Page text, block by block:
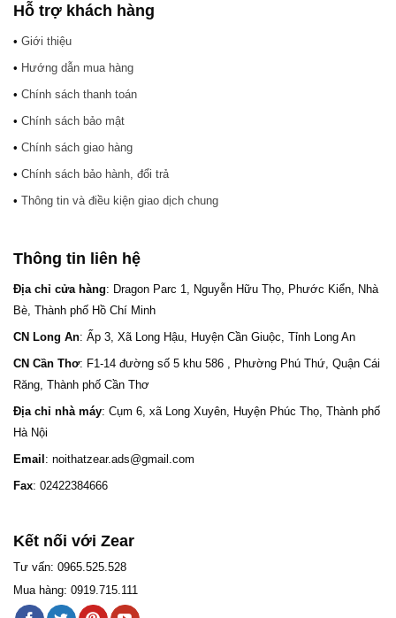
Hỗ trợ khách hàng
• Giới thiệu
• Hướng dẫn mua hàng
• Chính sách thanh toán
• Chính sách bảo mật
• Chính sách giao hàng
• Chính sách bảo hành, đổi trả
• Thông tin và điều kiện giao dịch chung
Thông tin liên hệ
Địa chỉ cửa hàng: Dragon Parc 1, Nguyễn Hữu Thọ, Phước Kiển, Nhà
Bè, Thành phố Hồ Chí Minh
CN Long An: Ấp 3, Xã Long Hậu, Huyện Cần Giuộc, Tỉnh Long An
CN Cần Thơ: F1-14 đường số 5 khu 586 , Phường Phú Thứ, Quận Cái
Răng, Thành phố Cần Thơ
Địa chỉ nhà máy: Cụm 6, xã Long Xuyên, Huyện Phúc Thọ, Thành phố
Hà Nội
Email: noithatzear.ads@gmail.com
Fax: 02422384666
Kết nối với Zear
Tư vấn: 0965.525.528
Mua hàng: 0919.715.111